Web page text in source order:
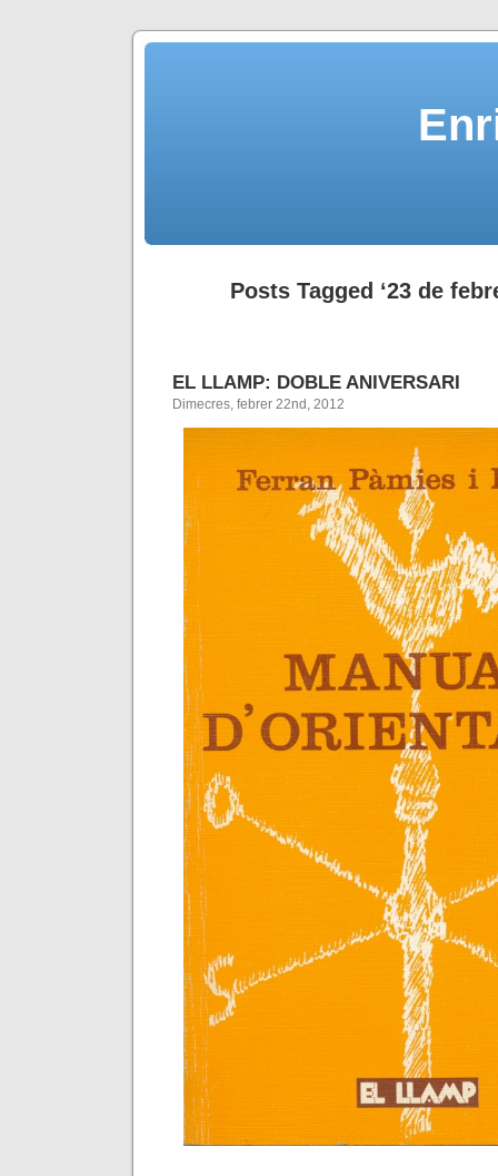
Posts Tagged ‘23 de
EL LLAMP: DOBLE ANIVERSARI
Dimecres, febrer 22nd, 2012